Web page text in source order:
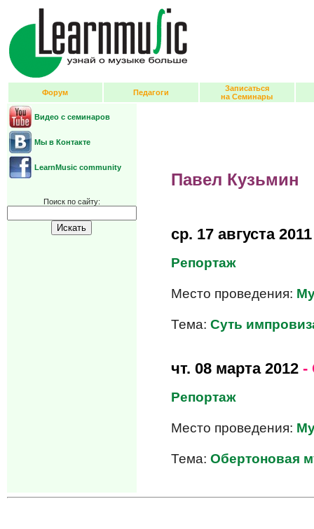
Форум Педагоги
Записаться
на Семинары
Видео с семинаров
Мы в Контакте
LearnMusic community
Поиск по сайту:
Павел Кузьмин
ср. 17 августа 2011
Репортаж
Место проведения:
Тема:Суть
чт. 08 марта 2012 -
Репортаж
Место проведения:
Тема:Обертоновая